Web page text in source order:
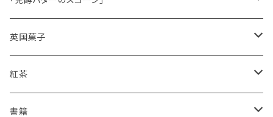
レモンドリズルケーキ
オーガニックラベンダー
ルバーブ
プレーンスコーン
スコーンギフト
スコーンと紅茶のギフト
アールグレイティースコーン
チーズスコーン
英国菓子
レモンドリズルケーキ
バナナブレッド
紅茶
アールグレイ
書籍